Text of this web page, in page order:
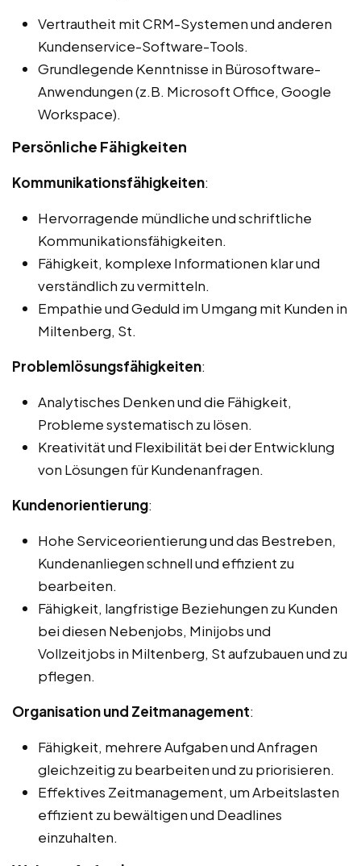
Vertrautheit mit CRM-Systemen und anderen
Kundenservice-Software-Tools.
Grundlegende Kenntnisse in Bürosoftware-
Anwendungen (z.B. Microsoft Office, Google
Workspace).
Persönliche Fähigkeiten
Kommunikationsfähigkeiten:
Hervorragende mündliche und schriftliche
Kommunikationsfähigkeiten.
Fähigkeit, komplexe Informationen klar und
verständlich zu vermitteln.
Empathie und Geduld im Umgang mit Kunden in
Miltenberg, St.
Problemlösungsfähigkeiten:
Analytisches Denken und die Fähigkeit,
Probleme systematisch zu lösen.
Kreativität und Flexibilität bei der Entwicklung
von Lösungen für Kundenanfragen.
Kundenorientierung:
Hohe Serviceorientierung und das Bestreben,
Kundenanliegen schnell und effizient zu
bearbeiten.
Fähigkeit, langfristige Beziehungen zu Kunden
bei diesen Nebenjobs, Minijobs und
Vollzeitjobs in Miltenberg, St aufzubauen und zu
pflegen.
Organisation und Zeitmanagement:
Fähigkeit, mehrere Aufgaben und Anfragen
gleichzeitig zu bearbeiten und zu priorisieren.
Effektives Zeitmanagement, um Arbeitslasten
effizient zu bewältigen und Deadlines
einzuhalten.